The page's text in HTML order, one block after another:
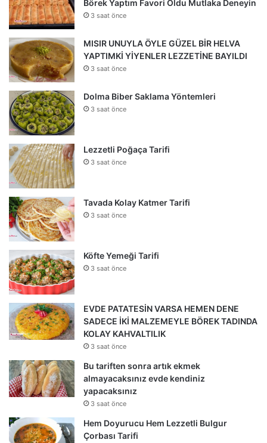
Börek Yaptım Favori Oldu Mutlaka Deneyin
3 saat önce
MISIR UNUYLA ÖYLE GÜZEL BİR HELVA
YAPTIMKİ YİYENLER LEZZETİNE BAYILDI
3 saat önce
Dolma Biber Saklama Yöntemleri
3 saat önce
Lezzetli Poğaça Tarifi
3 saat önce
Tavada Kolay Katmer Tarifi
3 saat önce
Köfte Yemeği Tarifi
3 saat önce
EVDE PATATESİN VARSA HEMEN DENE
SADECE İKİ MALZEMEYLE BÖREK TADINDA
KOLAY KAHVALTILIK
3 saat önce
Bu tariften sonra artık ekmek
almayacaksınız evde kendiniz
yapacaksınız
3 saat önce
Hem Doyurucu Hem Lezzetli Bulgur
Çorbası Tarifi